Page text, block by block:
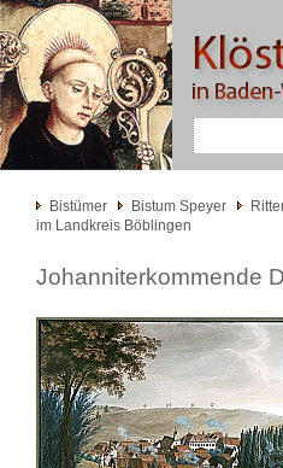
Bistümer Bistum Speyer
im Landkreis Böblingen
Johanniterkommende